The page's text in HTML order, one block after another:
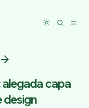
Toggle
alegada capa
design